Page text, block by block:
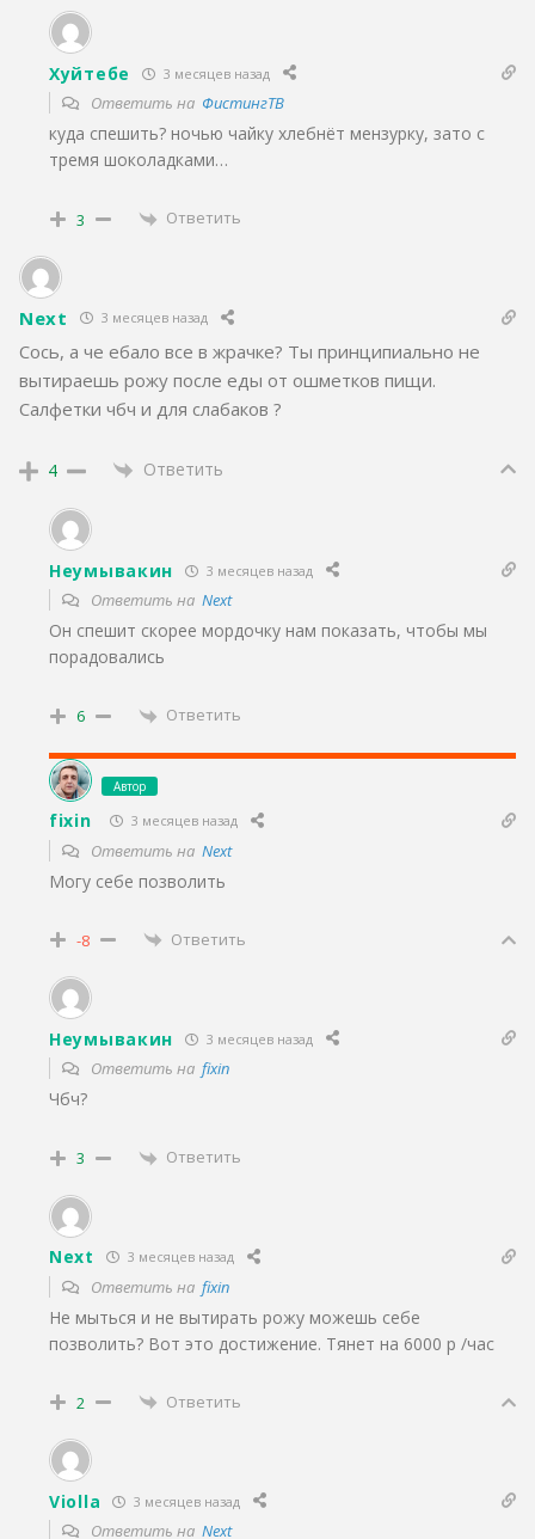
Хуйтебе 3 месяцев назад
Ответить на ФистингТВ
куда спешить? ночью чайку хлебнёт мензурку, зато с
тремя шоколадками…
3 Ответить
Next 3 месяцев назад
Сось, а че ебало все в жрачке? Ты принципиально не
вытираешь рожу после еды от ошметков пищи.
Салфетки чбч и для слабаков ?
4 Ответить
Неумывакин 3 месяцев назад
Ответить на Next
Он спешит скорее мордочку нам показать, чтобы мы
порадовались
6 Ответить
Автор
fixin 3 месяцев назад
Ответить на Next
Могу себе позволить
-8 Ответить
Неумывакин 3 месяцев назад
Ответить на fixin
Чбч?
3 Ответить
Next 3 месяцев назад
Ответить на fixin
Не мыться и не вытирать рожу можешь себе
позволить? Вот это достижение. Тянет на 6000 р /час
2 Ответить
Violla 3 месяцев назад
Ответить на Next